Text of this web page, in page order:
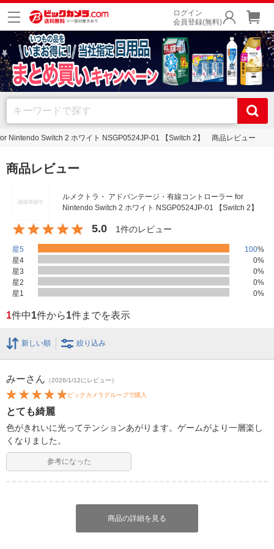
ログイン
会員登録(無料)
Nintendo Switch 2 ホワイト NSGP0524JP-01 【Switch 2】 商品レビュー
商品レビュー
ルメクトラ・ アドバンテージ・有線コントローラー for
Nintendo Switch 2 ホワイト NSGP0524JP-01 【Switch 2】
5.0 1件のレビュー
星5 100%
星4
0%
星3
0%
星2
0%
星1
0%
1件中1件から1件までを表示
新しい順 絞り込み
みーさん （2026/1/12にレビュー）
ビックカメラグループで購入
とても綺麗
色がきれいに光ってテンションあがります。ゲームがより一層楽し
くなりました。
参考になった
商品の詳細を見る